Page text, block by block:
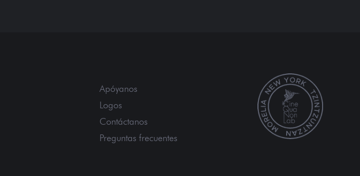
Apóyanos
Logos
Contáctanos
Preguntas frecuentes